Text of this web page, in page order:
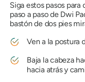
Siga estos pasos
paso a paso de Dwi
bastón de dos pies
Ven a la postura
Baja la cabeza
hacia atrás y